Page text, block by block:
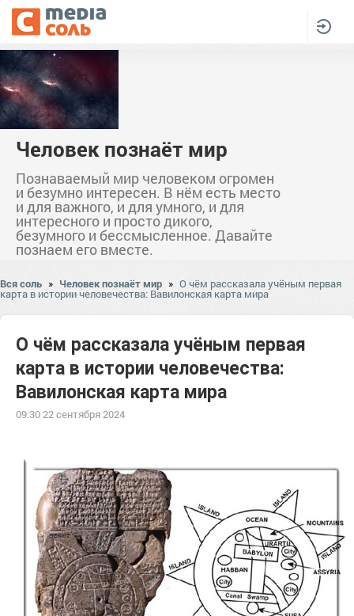
Человек познаёт мир
Познаваемый мир человеком огромен
и безумно интересен. В нём есть место
и для важного, и для умного, и для
интересного и просто дикого,
безумного и бессмысленное. Давайте
познаем его вместе.
Вся соль » Человек познаёт мир » О чём рассказала учёным первая
карта в истории человечества: Вавилонская карта мира
О чём рассказала учёным первая
карта в истории человечества:
Вавилонская карта мира
09:30 22 сентября 2024